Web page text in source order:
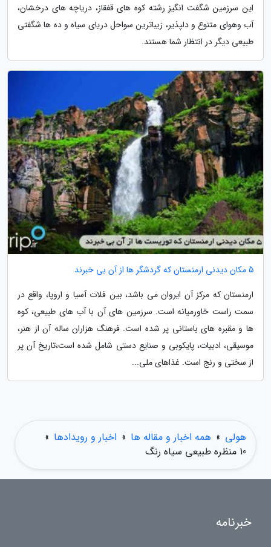
این سرزمین شگفت انگیز رشته کوه های قفقاز، دریاچه های درخشان،
آب وهوای متنوع و دلپذیر، زیباترین سواحل دریای سیاه و ده ها شگفتی
طبیعی دیگر در انتظار شما هستند.
5 مکان دیدنی ارمنستان که گردشگر ها از آن بی خبرند
ارمنستان که مرکز آن ایروان می باشد، بین فلات آسیا و اروپا، واقع در
سمت راست خاورمیانه است. سرزمین های آن با آب های طبیعی، کوه
ها و مقبره های باستانی پر شده است. فرهنگ هزاران ساله آن از هنر،
موسیقی، ادبیات، پایکوبی و صنایع دستی شامل شده است،تاریخ آن پر
از سختی و رنج است. غذاهای ملی...
هولی » همه اخبار و مقاله ها » اخبار و رویدادها »
10 منظره طبیعی سیاه رنگ
خبرنامه